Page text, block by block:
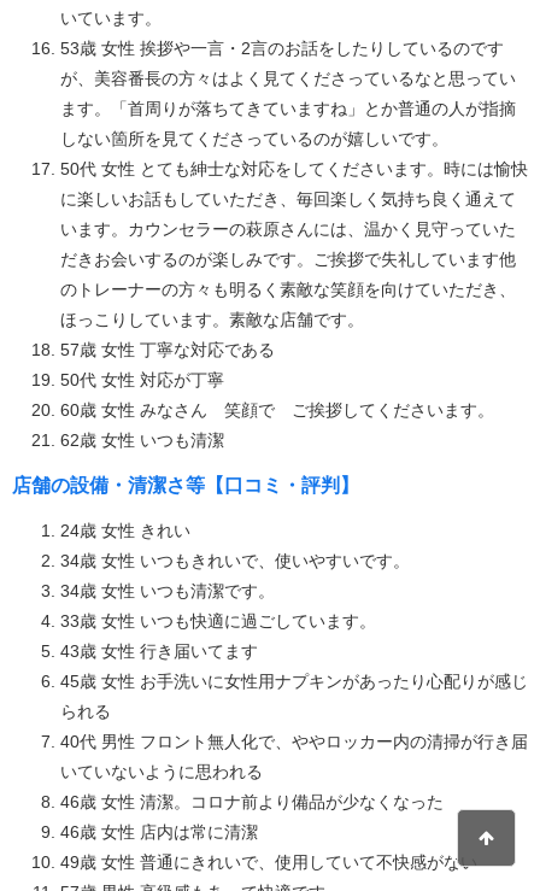
いています。
53歳 女性 挨拶や一言・2言のお話をしたりしているのです
が、美容番長の方々はよく見てくださっているなと思ってい
ます。「首周りが落ちてきていますね」とか普通の人が指摘
しない箇所を見てくださっているのが嬉しいです。
50代 女性 とても紳士な対応をしてくださいます。時には愉快
に楽しいお話もしていただき、毎回楽しく気持ち良く通えて
います。カウンセラーの萩原さんには、温かく見守っていた
だきお会いするのが楽しみです。ご挨拶で失礼しています他
のトレーナーの方々も明るく素敵な笑顔を向けていただき、
ほっこりしています。素敵な店舗です。
57歳 女性 丁寧な対応である
50代 女性 対応が丁寧
60歳 女性 みなさん 笑顔で ご挨拶してくださいます。
62歳 女性 いつも清潔
店舗の設備・清潔さ等【口コミ・評判】
24歳 女性 きれい
34歳 女性 いつもきれいで、使いやすいです。
34歳 女性 いつも清潔です。
33歳 女性 いつも快適に過ごしています。
43歳 女性 行き届いてます
45歳 女性 お手洗いに女性用ナプキンがあったり心配りが感じ
られる
40代 男性 フロント無人化で、ややロッカー内の清掃が行き届
いていないように思われる
46歳 女性 清潔。コロナ前より備品が少なくなった
46歳 女性 店内は常に清潔
49歳 女性 普通にきれいで、使用していて不快感がない